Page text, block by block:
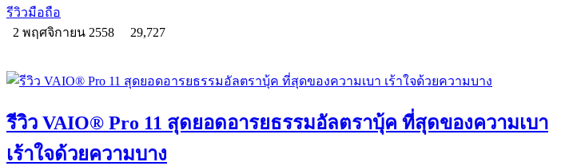
รีวิวมือถือ
2 พฤศจิกายน 2558
29,727
รีวิว VAIO® Pro 11 สุดยอดอารยธรรมอัลตราบุ้ค ที่สุดของความเบา
เร้าใจด้วยความบาง